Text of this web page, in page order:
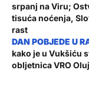
srpanj na Viru;
tisuća noćenja,
rast
kako je u Vukšiću
obljetnica VRO